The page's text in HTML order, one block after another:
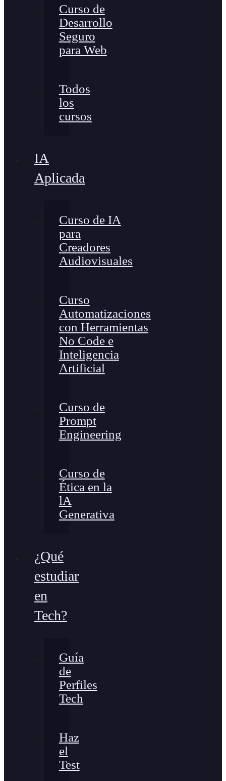
Curso de
Desarrollo
Seguro
para Web
Todos
los
cursos
IA
Aplicada
Curso de IA
para
Creadores
Audiovisuales
Curso
Automatizaciones
con Herramientas
No Code e
Inteligencia
Artificial
Curso de
Prompt
Engineering
Curso de
Ética en la
lA
Generativa
¿Qué
estudiar
en
Tech?
Guía
de
Perfiles
Tech
Haz
el
Test